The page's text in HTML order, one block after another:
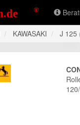
KAWASAKI J 125